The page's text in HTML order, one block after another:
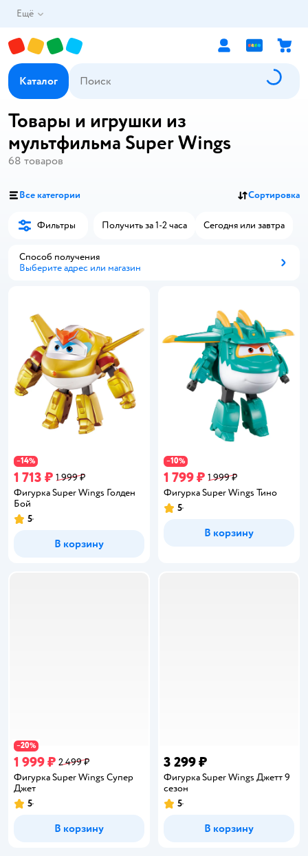
Ещё
Каталог
Товары и игрушки из
мультфильма Super Wings
68 товаров
Все категории Сортировка
Фильтры Получить за 1-2 часа Сегодня или завтра
Способ получения
Выберите адрес или магазин
−14%
1 713 ₽ 1 999 ₽
Фигурка Super Wings Голден
Бой
Рейтинг:
5
В корзину
−10%
1 799 ₽ 1 999 ₽
Фигурка Super Wings Тино
Рейтинг:
5
В корзину
−20%
1 999 ₽ 2 499 ₽
Фигурка Super Wings Супер
Джет
Рейтинг:
5
В корзину
3 299 ₽
Фигурка Super Wings Джетт 9
сезон
Рейтинг:
5
В корзину